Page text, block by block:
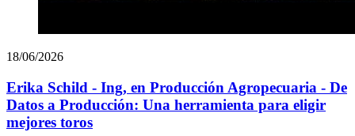
18/06/2026
Erika Schild - Ing, en Producción Agropecuaria - De
Datos a Producción: Una herramienta para eligir
mejores toros